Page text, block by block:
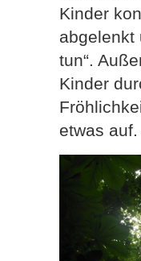
Kinder
abgelenkt
tun“.
Kinder
etwas auf.